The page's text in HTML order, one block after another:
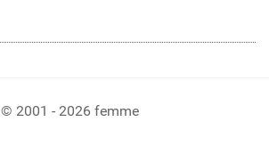
© 2001 - 2026 femme